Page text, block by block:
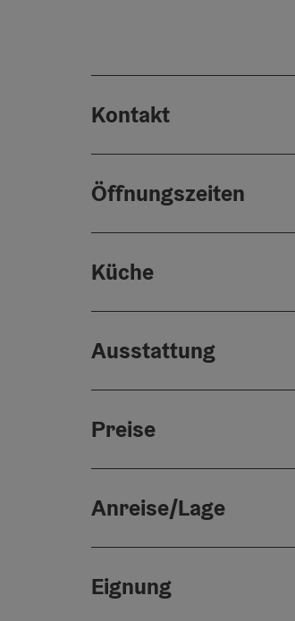
Kontakt
Öffnungszeiten
Küche
Ausstattung
Preise
Anreise/Lage
Eignung